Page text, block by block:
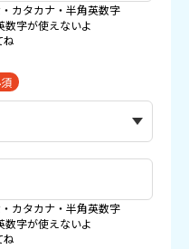
カタカナ・半角英数字
字が使えないよ
カタカナ・半角英数字
字が使えないよ